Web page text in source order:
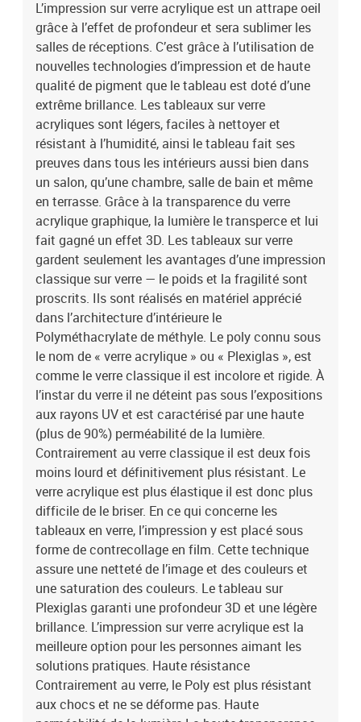
perméabilité de la lumière La haute transparence du Poly assure
une surface étincelante et une intensité des couleurs. Sans danger
pour les enfants Réaliser en matière incassable. Surface lisse La
surface du verre acrylique reste lisse et est résistante aux rayures.
Montage du tableau Le montage prend quelques minutes: il est
facile et esthétique grâce au crochet situé à l’arrière du tableau.
Dans la partie arrière vous trouverez des protecteurs ayant pour
fonction de stabiliser et de sécuriser. Le tableau est livré avec les
éléments d’accrochage. Plus léger que le verre Le verre acrylique
est deux fois plus léger qu’un verre classique. Une protection UV
supplémentaire Les peintures utilisées sont résistantes aux
UV.Dimensions des panneaux:100x50: 20x30 20x40 20x50 20x40
20x30200x100: 40x60 40x80 40x100 40x80 40x60
L’impression sur verre acrylique est un attrape oeil
grâce à l’effet de profondeur et sera sublimer les
salles de réceptions. C’est grâce à l’utilisation de
nouvelles technologies d’impression et de haute
qualité de pigment que le tableau est doté d’une
extrême brillance. Les tableaux sur verre
acryliques sont légers, faciles à nettoyer et
résistant à l’humidité, ainsi le tableau fait ses
preuves dans tous les intérieurs aussi bien dans
un salon, qu’une chambre, salle de bain et même
en terrasse. Grâce à la transparence du verre
acrylique graphique, la lumière le transperce et lui
fait gagné un effet 3D. Les tableaux sur verre
gardent seulement les avantages d’une impression
classique sur verre — le poids et la fragilité sont
proscrits. Ils sont réalisés en matériel apprécié
dans l’architecture d’intérieure le
Polyméthacrylate de méthyle. Le poly connu sous
le nom de « verre acrylique » ou « Plexiglas », est
comme le verre classique il est incolore et rigide. À
l’instar du verre il ne déteint pas sous l’expositions
aux rayons UV et est caractérisé par une haute
(plus de 90%) perméabilité de la lumière.
Contrairement au verre classique il est deux fois
moins lourd et définitivement plus résistant. Le
verre acrylique est plus élastique il est donc plus
difficile de le briser. En ce qui concerne les
tableaux en verre, l’impression y est placé sous
forme de contrecollage en film. Cette technique
assure une netteté de l’image et des couleurs et
une saturation des couleurs. Le tableau sur
Plexiglas garanti une profondeur 3D et une légère
brillance. L’impression sur verre acrylique est la
meilleure option pour les personnes aimant les
solutions pratiques. Haute résistance
Contrairement au verre, le Poly est plus résistant
aux chocs et ne se déforme pas. Haute